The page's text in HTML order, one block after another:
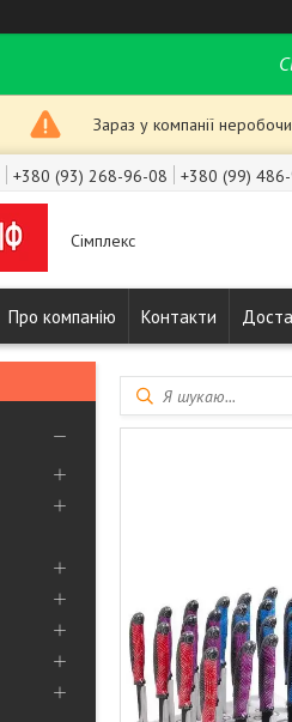
Зараз у компанії
+380 (93) 268-96-08 +380 (99)
Сімплекс
Про компанію Контакти